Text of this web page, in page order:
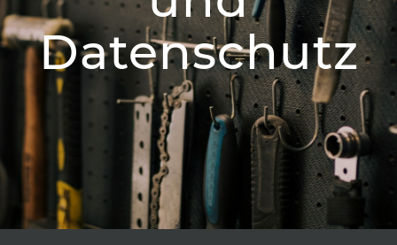
Datenschutz